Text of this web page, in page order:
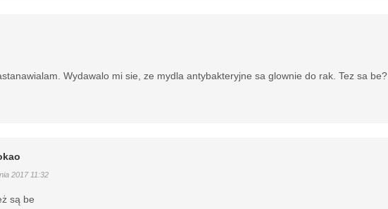
Wydawalo mi sie, ze mydla antybakteryjne sa glownie do rak. Tez sa be?
2017 11:32
są be